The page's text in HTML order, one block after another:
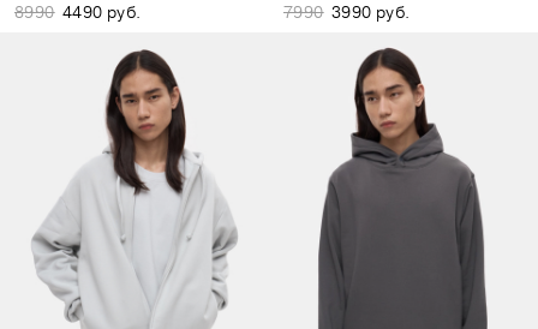
8990 4490 руб.
7990 3990 руб.